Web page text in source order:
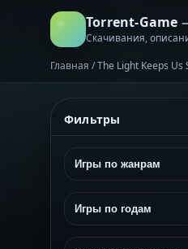
Torrent-Game
Скачивания,
Главная /The Light Keeps Us
Фильтры
Игры по жанрам
Игры по годам